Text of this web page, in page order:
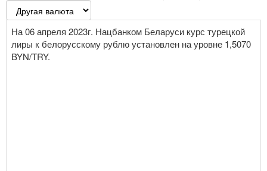
На 06 апреля 2023г. Нацбанком Беларуси курс турецкой
лиры к белорусскому рублю установлен на уровне 1,5070
BYN/TRY.